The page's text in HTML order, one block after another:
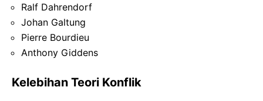
Ralf Dahrendorf
Johan Galtung
Pierre Bourdieu
Anthony Giddens
Kelebihan Teori Konflik